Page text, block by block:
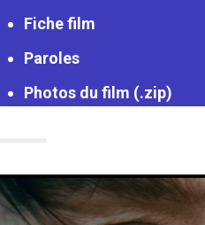
Fiche film
Paroles
Photos du film (.zip)